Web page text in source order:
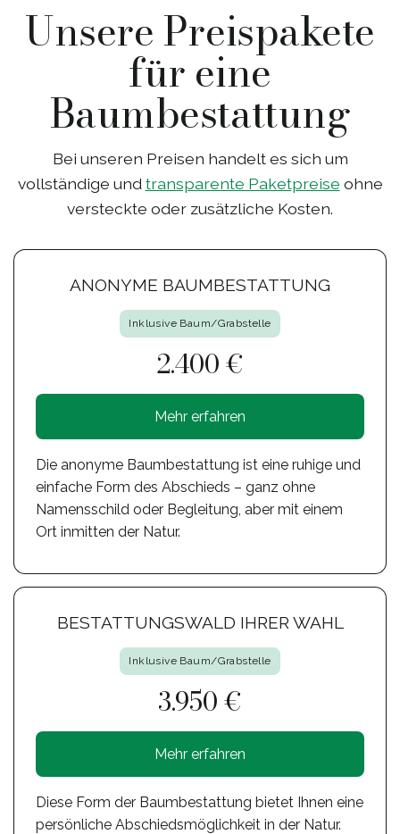
Unsere Preispakete
für eine
Baumbestattung
Bei unseren Preisen handelt es sich um
vollständige und transparente Paketpreise ohne
versteckte oder zusätzliche Kosten.
ANONYME BAUMBESTATTUNG
Inklusive Baum/Grabstelle
2.400 €
Mehr erfahren
Die anonyme Baumbestattung ist eine ruhige und
einfache Form des Abschieds – ganz ohne
Namensschild oder Begleitung, aber mit einem
Ort inmitten der Natur.
BESTATTUNGSWALD IHRER WAHL
Inklusive Baum/Grabstelle
3.950 €
Mehr erfahren
Diese Form der Baumbestattung bietet Ihnen eine
persönliche Abschiedsmöglichkeit in der Natur.